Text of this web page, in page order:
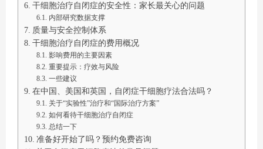
干细胞治疗自闭症的安全性：家长最关心的问题
内部研究数据支撑
质量与安全控制体系
干细胞治疗自闭症的费用概况
影响费用的主要因素
重要提示：疗效与风险
一些建议
在中国、美国和英国，自闭症干细胞疗法合法吗？
关于“实验性”治疗和“国际治疗方案”
如何看待干细胞治疗自闭症
总结一下
准备好开始了吗？预约免费咨询